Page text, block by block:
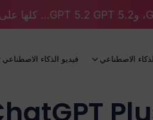
الاصطناعي فيديو الذكاء الاصطناعي